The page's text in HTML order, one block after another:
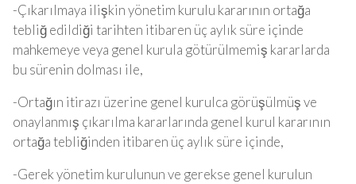
-Çıkarılmaya ilişkin yönetim kurulu kararının ortağa
tebliğ edildiği tarihten itibaren üç aylık süre içinde
mahkemeye veya genel kurula götürülmemiş kararlarda
bu sürenin dolması ile,
-Ortağın itirazı üzerine genel kurulca görüşülmüş ve
onaylanmış çıkarılma kararlarında genel kurul kararının
ortağa tebliğinden itibaren üç aylık süre içinde,
-Gerek yönetim kurulunun ve gerekse genel kurulun